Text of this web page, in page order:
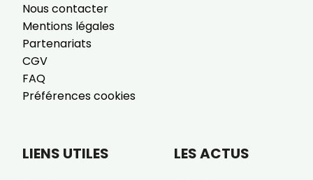
Nous contacter
Mentions légales
Partenariats
CGV
FAQ
Préférences cookies
LIENS UTILES LES ACTUS